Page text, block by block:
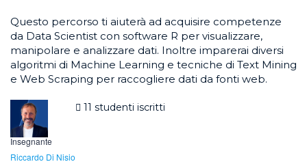
Questo percorso ti aiuterà ad acquisire competenze
da Data Scientist con software R per visualizzare,
manipolare e analizzare dati. Inoltre imparerai diversi
algoritmi di Machine Learning e tecniche di Text Mining
e Web Scraping per raccogliere dati da fonti web.
Insegnante
Riccardo Di Nisio
11 studenti iscritti